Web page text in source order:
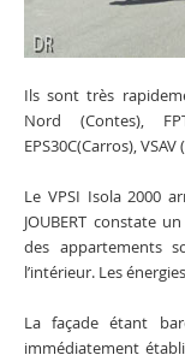
Ils sont très
Nord (Contes),
EPS30C(Carros),
Le VPSI Isola 2000
JOUBERT constate
des appartements
l’intérieur. Les
La façade étant
immédiatement